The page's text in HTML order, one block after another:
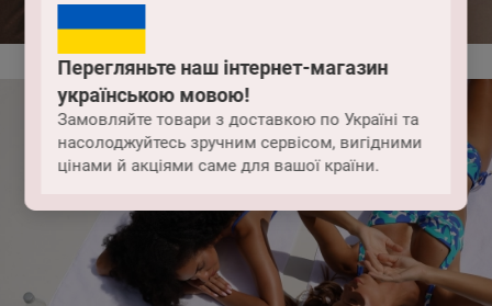
Перегляньте наш інтернет-магазин
українською мовою!
Замовляйте товари з доставкою по Україні та
насолоджуйтесь зручним сервісом, вигідними
цінами й акціями саме для вашої країни.